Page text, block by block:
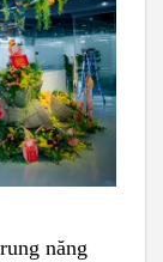
năng